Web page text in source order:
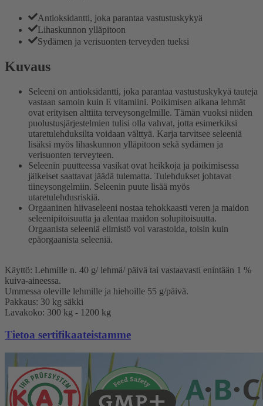
Antioksidantti, joka parantaa vastustuskykyä
Lihaskunnon ylläpitoon
Sydämen ja verisuonten terveyden tueksi
Kuvaus
Seleeni on antioksidantti, joka parantaa vastustuskykyä tauteja
vastaan samoin kuin E vitamiini. Poikimisen aikana lehmät
ovat erityisen alttiita terveysongelmille. Tämän vuoksi niiden
puolustusjärjestelmien tulisi olla vahvat, jotta esimerkiksi
utaretulehduksilta voidaan välttyä. Karja tarvitsee seleeniä
lisäksi myös lihaskunnon ylläpitoon sekä sydämen ja
verisuonten terveyteen.
Seleenin puutteessa vasikat ovat heikkoja ja poikimisessa
jälkeiset saattavat jäädä tulematta. Tulehdukset johtavat
tiineysongelmiin. Seleenin puute lisää myös
utaretulehdusriskiä.
Orgaaninen hiivaseleeni nostaa tehokkaasti veren ja maidon
seleenipitoisuutta ja alentaa maidon solupitoisuutta.
Orgaanista seleeniä elimistö voi varastoida, toisin kuin
epäorgaanista seleeniä.
Käyttö: Lehmille n. 40 g/ lehmä/ päivä tai vastaavasti enintään 1 %
kuiva-aineessa.
Ummessa oleville lehmille ja hiehoille 55 g/päivä.
Pakkaus: 30 kg säkki
Lavakoko: 300 kg - 1200 kg
Tietoa sertifikaateistamme